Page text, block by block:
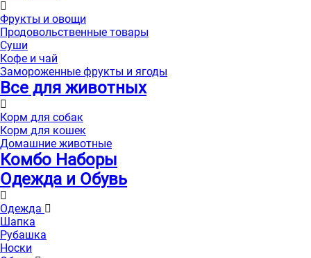
Фрукты и овощи
Продовольственные товары
Суши
Кофе и чай
Замороженные фрукты и ягоды
Все для животных
Корм для собак
Корм для кошек
Домашние животные
Комбо Наборы
Одежда и Обувь
Одежда
Шапка
Рубашка
Носки